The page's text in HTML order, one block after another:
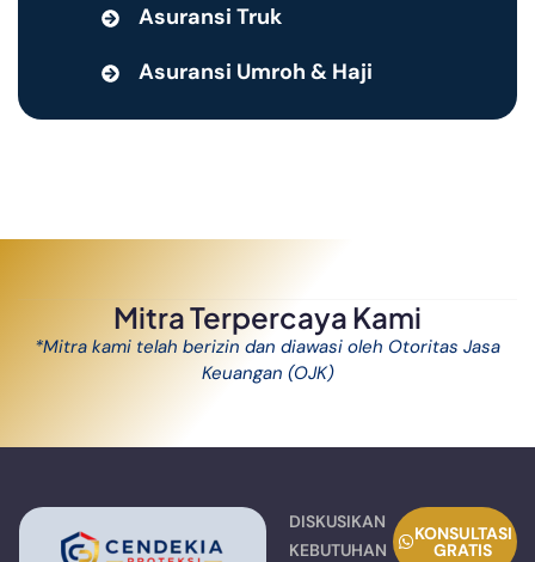
Asuransi Truk
Asuransi Umroh & Haji
Mitra Terpercaya Kami
*Mitra kami telah berizin dan diawasi oleh Otoritas Jasa
Keuangan (OJK)
DISKUSIKAN
KEBUTUHAN
KONSULTASI
GRATIS